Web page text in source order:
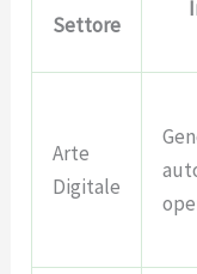
Settore
Arte
Digitale